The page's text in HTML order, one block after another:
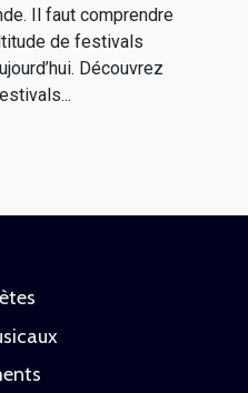
Il faut comprendre
de festivals
Découvrez